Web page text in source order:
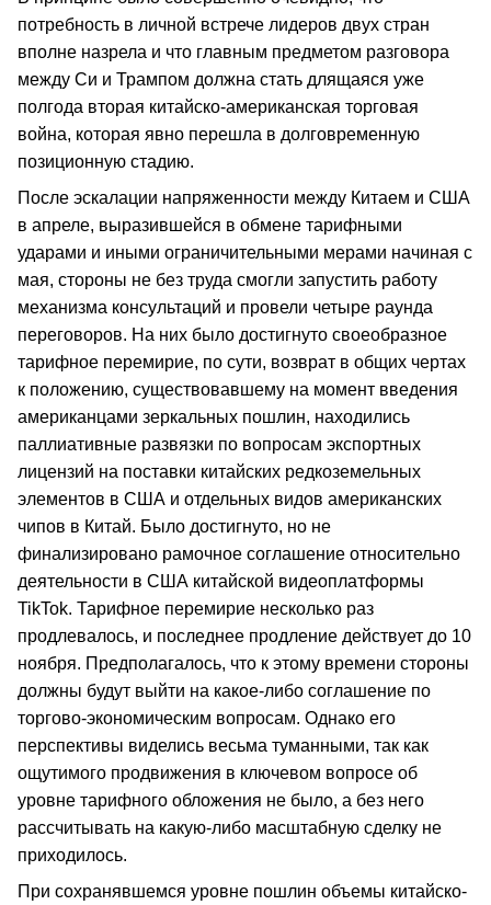
потребность в личной встрече лидеров двух стран
вполне назрела и что главным предметом разговора
между Си и Трампом должна стать длящаяся уже
полгода вторая китайско-американская торговая
война, которая явно перешла в долговременную
позиционную стадию.
После эскалации напряженности между Китаем и США
в апреле, выразившейся в обмене тарифными
ударами и иными ограничительными мерами начиная с
мая, стороны не без труда смогли запустить работу
механизма консультаций и провели четыре раунда
переговоров. На них было достигнуто своеобразное
тарифное перемирие, по сути, возврат в общих чертах
к положению, существовавшему на момент введения
американцами зеркальных пошлин, находились
паллиативные развязки по вопросам экспортных
лицензий на поставки китайских редкоземельных
элементов в США и отдельных видов американских
чипов в Китай. Было достигнуто, но не
финализировано рамочное соглашение относительно
деятельности в США китайской видеоплатформы
TikTok. Тарифное перемирие несколько раз
продлевалось, и последнее продление действует до 10
ноября. Предполагалось, что к этому времени стороны
должны будут выйти на какое-либо соглашение по
торгово-экономическим вопросам. Однако его
перспективы виделись весьма туманными, так как
ощутимого продвижения в ключевом вопросе об
уровне тарифного обложения не было, а без него
рассчитывать на какую-либо масштабную сделку не
приходилось.
При сохранявшемся уровне пошлин объемы китайско-